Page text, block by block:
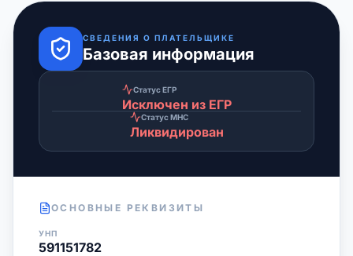
СВЕДЕНИЯ О ПЛАТЕЛЬЩИКЕ
Базовая информация
Статус ЕГР
Исключен из ЕГР
Статус МНС
Ликвидирован
ОСНОВНЫЕ РЕКВИЗИТЫ
УНП
591151782